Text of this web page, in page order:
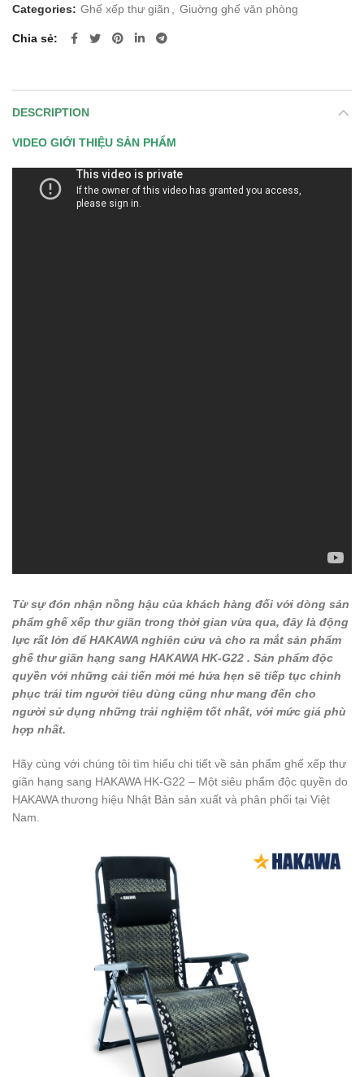
Categories: Ghế xếp thư giãn Giuờng ghế văn phòng
Chia sẻ
DESCRIPTION
VIDEO GIỚI THIỆU SẢN PHẨM
Từ sự đón nhận nồng hậu của khách hàng đối với dòng sản
phẩm ghế xếp thư giãn trong thời gian vừa qua, đây là động
lực rất lớn để HAKAWA nghiên cứu và cho ra mắt sản phẩm
ghế thư giãn hạng sang HAKAWA HK-G22 . Sản phẩm độc
quyền với những cải tiến mới mẻ hứa hẹn sẽ tiếp tục chinh
phục trái tim người tiêu dùng cũng như mang đến cho
người sử dụng những trải nghiệm tốt nhất, với mức giá phù
hợp nhất.
Hãy cùng với chúng tôi tìm hiểu chi tiết về sản phẩm ghế xếp thư
giãn hạng sang HAKAWA HK-G22 – Một siêu phẩm độc quyền do
HAKAWA thương hiệu Nhật Bản sản xuất và phân phối tại Việt
Nam.